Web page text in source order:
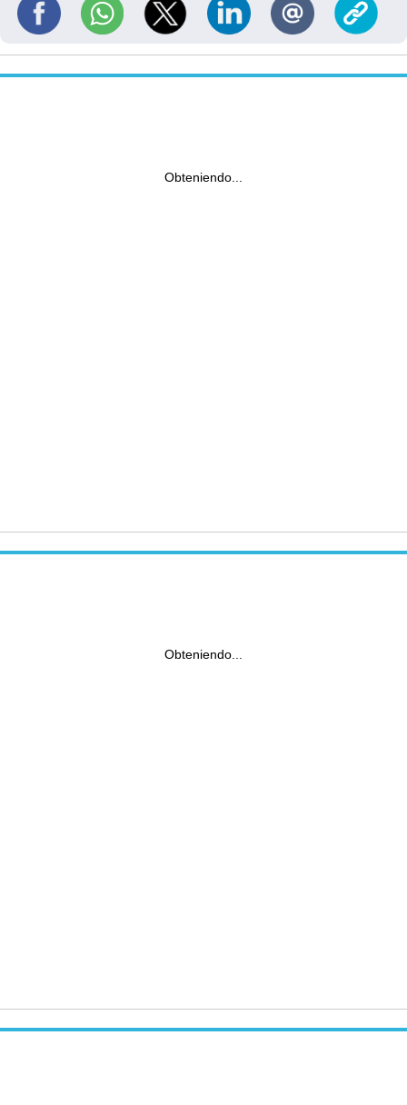
Obteniendo...
Obteniendo...